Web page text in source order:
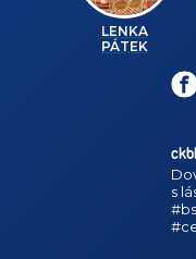
LENKA
PÁTEK
s